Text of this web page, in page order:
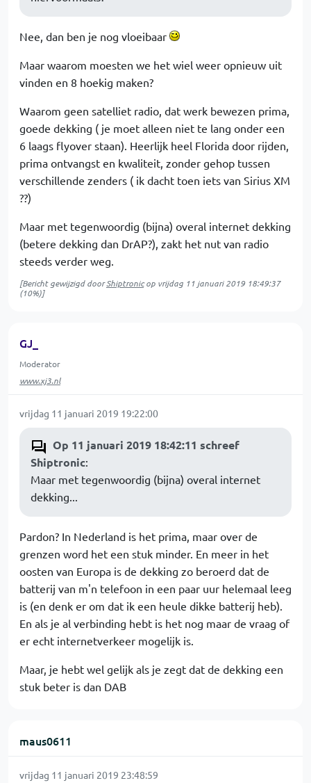
Nee, dan ben je nog vloeibaar
Maar waarom moesten we het wiel weer opnieuw uit
vinden en 8 hoekig maken?
Waarom geen satelliet radio, dat werk bewezen prima,
goede dekking ( je moet alleen niet te lang onder een
6 laags flyover staan). Heerlijk heel Florida door rijden,
prima ontvangst en kwaliteit, zonder gehop tussen
verschillende zenders ( ik dacht toen iets van Sirius XM
??)
Maar met tegenwoordig (bijna) overal internet dekking
(betere dekking dan DrAP?), zakt het nut van radio
steeds verder weg.
[Bericht gewijzigd doorShiptronicop vrijdag 11 januari 2019 18:49:37
(10%)]
GJ_
Moderator
www.xj3.nl
vrijdag 11 januari 2019 19:22:00
Op 11 januari 2019 18:42:11 schreef
Shiptronic:
Maar met tegenwoordig (bijna) overal internet
dekking...
Pardon? In Nederland is het prima, maar over de
grenzen word het een stuk minder. En meer in het
oosten van Europa is de dekking zo beroerd dat de
batterij van m'n telefoon in een paar uur helemaal leeg
is (en denk er om dat ik een heule dikke batterij heb).
En als je al verbinding hebt is het nog maar de vraag of
er echt internetverkeer mogelijk is.
Maar, je hebt wel gelijk als je zegt dat de dekking een
stuk beter is dan DAB
maus0611
vrijdag 11 januari 2019 23:48:59